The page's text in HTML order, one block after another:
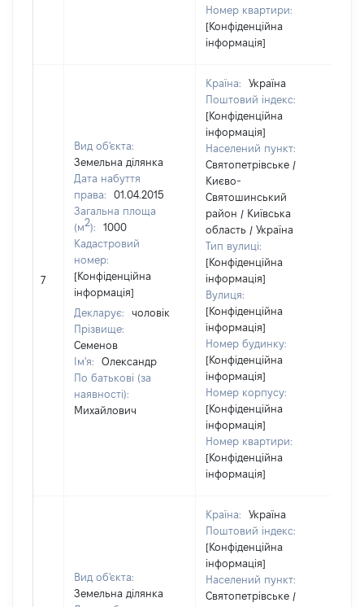
Номер квартири:
[Конфіденційна
інформація]
7
Вид об'єкта:
Земельна ділянка
Дата набуття
права:
01.04.2015
Загальна площа
(м2):
1000
Кадастровий
номер:
[Конфіденційна
інформація]
Декларує:
чоловік
Прізвище:
Семенов
Ім'я:
Олександр
По батькові (за
наявності):
Михайлович
Країна:
Україна
Поштовий індекс:
[Конфіденційна
інформація]
Населений пункт:
Святопетрівське /
Києво-
Святошинський
район / Київська
область / Україна
Тип вулиці:
[Конфіденційна
інформація]
Вулиця:
[Конфіденційна
інформація]
Номер будинку:
[Конфіденційна
інформація]
Номер корпусу:
[Конфіденційна
інформація]
Номер квартири:
[Конфіденційна
інформація]
Вид об'єкта:
Земельна ділянка
Країна:
Україна
Поштовий індекс:
[Конфіденційна
інформація]
Населений пункт:
Святопетрівське /